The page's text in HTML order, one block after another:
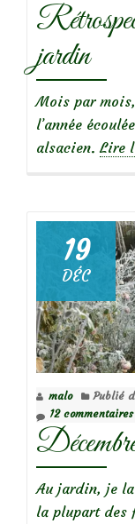
jardin
Mois par
l’année
alsacien. Lire
19
DÉC
malo Publié
12 commentaires
Au jardin, je
la plupart des